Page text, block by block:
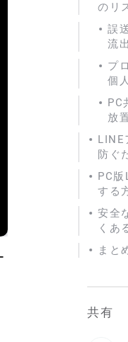
のリ
誤
流出
プ
個
PC
放
LINE
防ぐ
PC
する
安全
くあ
まと
共有